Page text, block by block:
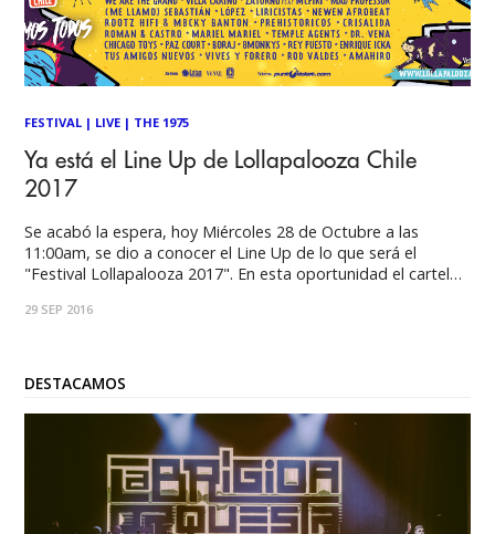
FESTIVAL | LIVE | THE 1975
Ya está el Line Up de Lollapalooza Chile
2017
Se acabó la espera, hoy Miércoles 28 de Octubre a las
11:00am, se dio a conocer el Line Up de lo que será el
"Festival Lollapalooza 2017". En esta oportunidad el cartel
estadounidense Metallica, que tras ocho años de silencio
29 SEP 2016
DESTACAMOS